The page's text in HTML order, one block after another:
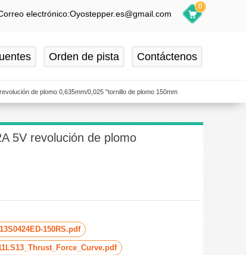
electrónico:Oyostepper.es@gmail.com
0
Orden de pista Contáctenos
de plomo 0,635mm/0,025 "tornillo de plomo 150mm
5V revolución de plomo
150RS.pdf